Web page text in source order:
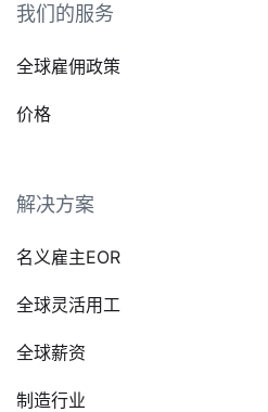
我们的服务
全球雇佣政策
价格
解决方案
名义雇主EOR
全球灵活用工
全球薪资
制造行业